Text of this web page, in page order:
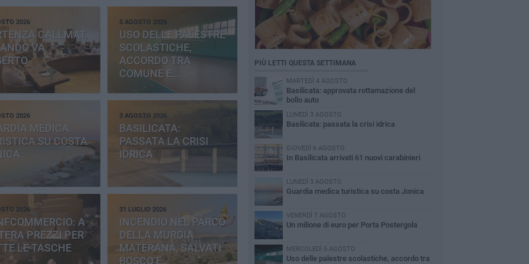
2026
CALLMAT,
VA
5 AGOSTO 2026
USO DELLE PALESTRE
SCOLASTICHE,
ACCORDO TRA
COMUNE E
PROVINCIA
2026
MEDICA
SU COSTA
3 AGOSTO 2026
BASILICATA:
PASSATA LA CRISI
IDRICA
2026
A
PREZZI PER
LE TASCHE
31 LUGLIO 2026
INCENDIO NEL PARCO
DELLA MURGIA
MATERANA, SALVATI
BOSCO E
PIÙ LETTI QUESTA SETTIMANA
MARTEDÌ 4 AGOSTO
Basilicata: approvata rottamazione del
bollo auto
LUNEDÌ 3 AGOSTO
Basilicata: passata la crisi idrica
GIOVEDÌ 6 AGOSTO
In Basilicata arrivati 61 nuovi carabinieri
LUNEDÌ 3 AGOSTO
Guardia medica turistica su costa Jonica
VENERDÌ 7 AGOSTO
Un milione di euro per Porta Postergola
MERCOLEDÌ 5 AGOSTO
Uso delle palestre scolastiche, accordo tra